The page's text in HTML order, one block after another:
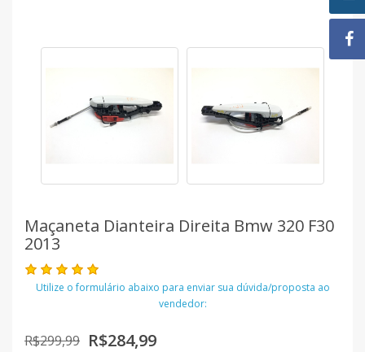
Maçaneta Dianteira Direita Bmw 320 F30
2013
Utilize o formulário abaixo para enviar sua dúvida/proposta ao
vendedor:
R$299,99 R$284,99